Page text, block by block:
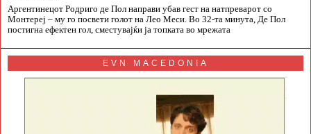
Аргентинецот Родриго де Пол направи убав гест на натпреварот со
Монтереј – му го посвети голот на Лео Меси. Во 32-та минута, Де Пол
постигна ефектен гол, сместувајќи ја топката во мрежата
EVN MACEDONIA